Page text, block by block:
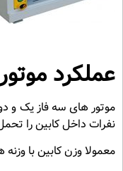
عملکرد
نفرات داخل کابین را
معمولا وزن کابین با